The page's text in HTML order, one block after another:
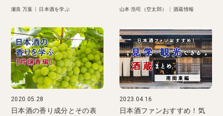
瀬良 万葉 日本酒を学ぶ 山本 浩司（空太郎） 酒蔵情報
2020.05.28
日本酒の香り成分とその表
2023.04.16
日本酒ファンおすすめ！気